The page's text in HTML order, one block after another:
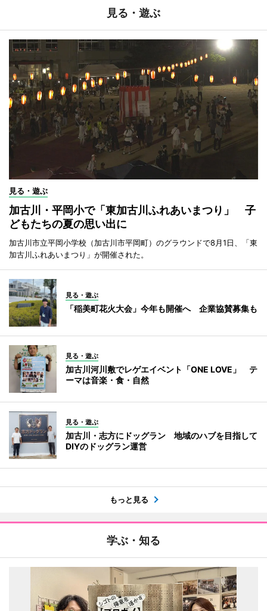
見る・遊ぶ
見る・遊ぶ
加古川・平岡小で「東加古川ふれあいまつり」 子
どもたちの夏の思い出に
加古川市立平岡小学校（加古川市平岡町）のグラウンドで8月1日、「東
加古川ふれあいまつり」が開催された。
見る・遊ぶ
「稲美町花火大会」今年も開催へ 企業協賛募集も
見る・遊ぶ
加古川河川敷でレゲエイベント「ONE LOVE」 テ
ーマは音楽・食・自然
見る・遊ぶ
加古川・志方にドッグラン 地域のハブを目指して
DIYのドッグラン運営
もっと見る
学ぶ・知る